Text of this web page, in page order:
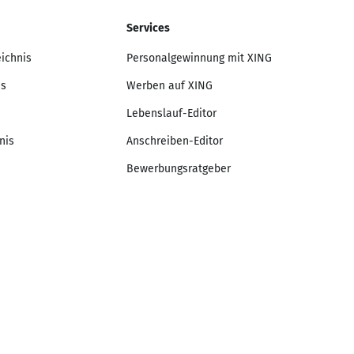
Services
Personalgewinnung mit XING
Werben auf XING
Lebenslauf-Editor
Anschreiben-Editor
Bewerbungsratgeber